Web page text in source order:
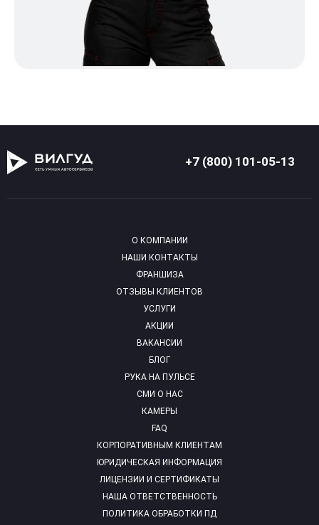
+7 (800) 101-05-13
О КОМПАНИИ
НАШИ КОНТАКТЫ
ФРАНШИЗА
ОТЗЫВЫ КЛИЕНТОВ
УСЛУГИ
АКЦИИ
ВАКАНСИИ
БЛОГ
РУКА НА ПУЛЬСЕ
СМИ О НАС
КАМЕРЫ
FAQ
КОРПОРАТИВНЫМ КЛИЕНТАМ
ЮРИДИЧЕСКАЯ ИНФОРМАЦИЯ
ЛИЦЕНЗИИ И СЕРТИФИКАТЫ
НАША ОТВЕТСТВЕННОСТЬ
ПОЛИТИКА ОБРАБОТКИ ПД